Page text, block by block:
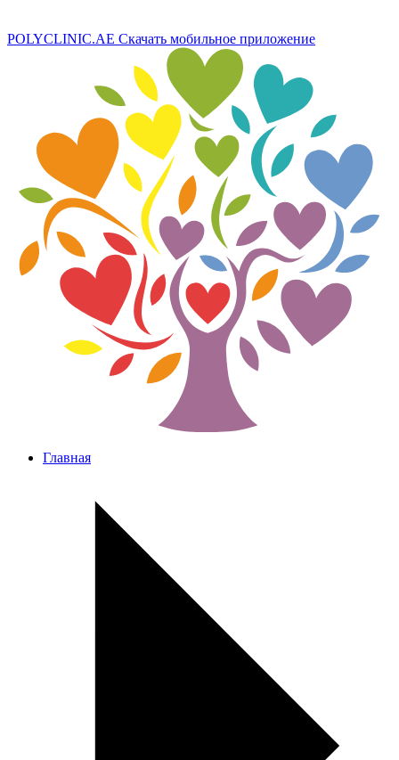
POLYCLINIC.AE Скачать мобильное приложение
Главная